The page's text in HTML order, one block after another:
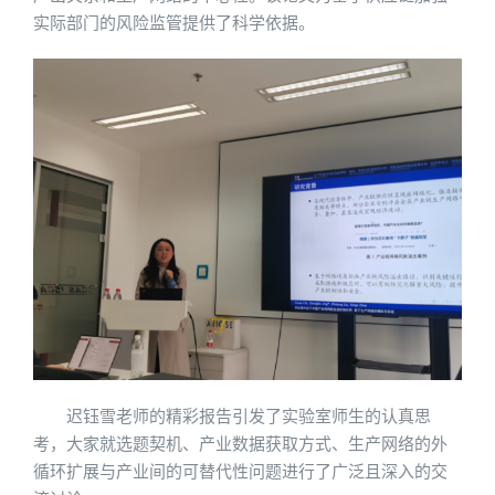
实际部门的风险监管提供了科学依据。
迟钰雪老师的精彩报告引发了实验室师生的认真思
考，大家就选题契机、产业数据获取方式、生产网络的外
循环扩展与产业间的可替代性问题进行了广泛且深入的交